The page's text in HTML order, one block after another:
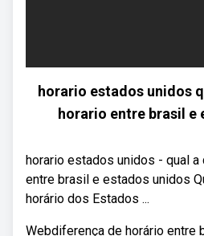
horario estados unidos
horario entre brasil e
horario estados unidos - qual
entre brasil e estados unidos
horário dos Estados ...
Webdiferença de horário entre